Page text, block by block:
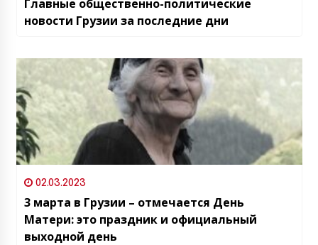
Главные общественно-политические
новости Грузии за последние дни
02.03.2023
3 марта в Грузии – отмечается День
Матери: это праздник и официальный
выходной день